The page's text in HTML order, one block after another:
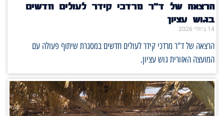
הרצאה של ד"ר מרדכי קידר לעולים חדשים
בגוש עציון
14 ביולי 2026
הרצאה של ד"ר מרדכי קידר לעולים חדשים במסגרת שיתוף פעולה עם
המועצה האזורית גוש עציון.